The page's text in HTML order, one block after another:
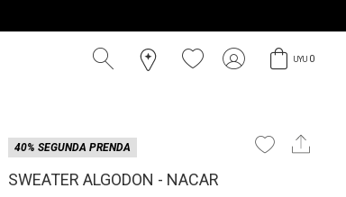
UYU 0
40% SEGUNDA PRENDA
SWEATER ALGODON - NACAR